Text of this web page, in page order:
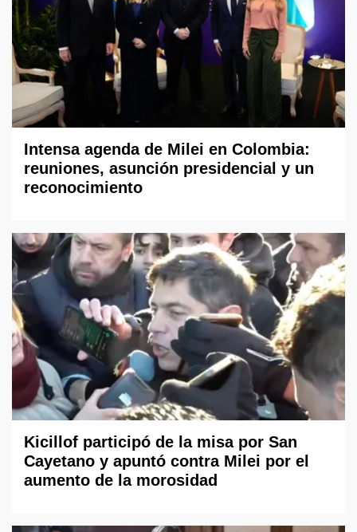
Intensa agenda de Milei en Colombia:
reuniones, asunción presidencial y un
reconocimiento
Kicillof participó de la misa por San
Cayetano y apuntó contra Milei por el
aumento de la morosidad